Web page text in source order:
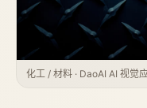
化工 / 材料 · DaoAI AI 视觉